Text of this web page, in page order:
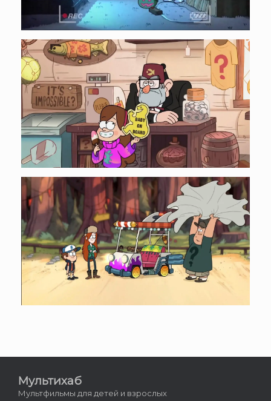
Мультихаб
Мультфильмы для детей и взрослых